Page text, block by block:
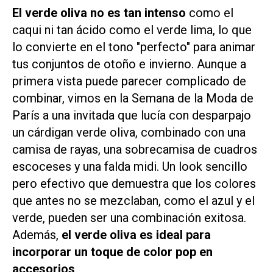
El verde oliva no es tan intenso como el
caqui ni tan ácido como el verde lima, lo que
lo convierte en el tono "perfecto" para animar
tus conjuntos de otoño e invierno. Aunque a
primera vista puede parecer complicado de
combinar, vimos en la Semana de la Moda de
París a una invitada que lucía con desparpajo
un cárdigan verde oliva, combinado con una
camisa de rayas, una sobrecamisa de cuadros
escoceses y una falda midi. Un look sencillo
pero efectivo que demuestra que los colores
que antes no se mezclaban, como el azul y el
verde, pueden ser una combinación exitosa.
Además, el verde oliva es ideal para
incorporar un toque de color pop en
accesorios